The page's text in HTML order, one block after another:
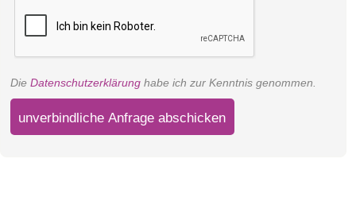
Die Datenschutzerklärung habe ich zur Kenntnis genommen.
unverbindliche Anfrage abschicken